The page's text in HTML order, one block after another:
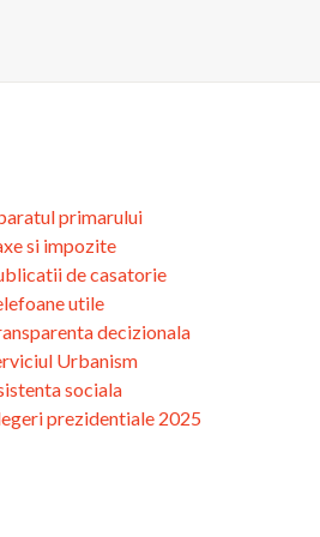
primarului
si impozite
de casatorie
utile
decizionala
Urbanism
sociala
prezidentiale 2025